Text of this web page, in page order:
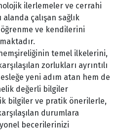
ilerlemeler ve cerrahi
çalışan sağlık
ve kendilerini
temel ilkelerini,
zorlukları ayrıntılı
yeni adım atan hem de
değerli bilgiler
bilgiler ve pratik önerilerle,
durumlara
becerilerinizi